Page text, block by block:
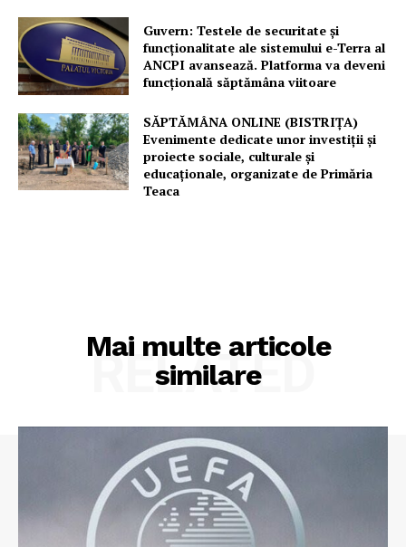
Guvern: Testele de securitate și
funcționalitate ale sistemului e-Terra al
ANCPI avansează. Platforma va deveni
funcțională săptămâna viitoare
SĂPTĂMÂNA ONLINE (BISTRIȚA)
Evenimente dedicate unor investiții și
proiecte sociale, culturale și
educaționale, organizate de Primăria
Teaca
Mai multe articole
similare
RELATED